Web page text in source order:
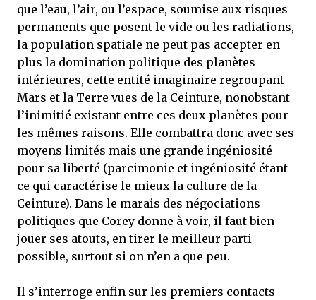
que l’eau, l’air, ou l’espace, soumise aux risques
permanents que posent le vide ou les radiations,
la population spatiale ne peut pas accepter en
plus la domination politique des planètes
intérieures, cette entité imaginaire regroupant
Mars et la Terre vues de la Ceinture, nonobstant
l’inimitié existant entre ces deux planètes pour
les mêmes raisons. Elle combattra donc avec ses
moyens limités mais une grande ingéniosité
pour sa liberté (parcimonie et ingéniosité étant
ce qui caractérise le mieux la culture de la
Ceinture). Dans le marais des négociations
politiques que Corey donne à voir, il faut bien
jouer ses atouts, en tirer le meilleur parti
possible, surtout si on n’en a que peu.
Il s’interroge enfin sur les premiers contacts